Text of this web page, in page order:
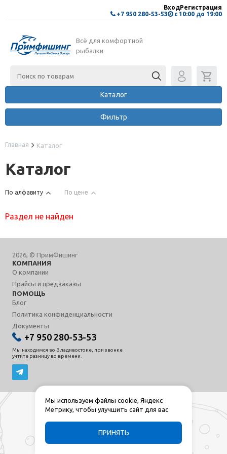
+7 950 280-53-53 с 10:00 до 19:00
ВходРегистрация
Всё для комфортной
рыбалки
Каталог
Фильтр
Главная Каталог
Каталог
По алфавиту По цене
Раздел не найден
2026, © ПримФишинг
КОМПАНИЯ
О компании
Прайсы и предзаказы
ПОМОЩЬ
Блог
Политика конфиденциальности
Документы
+7 950 280-53-53
Мы находимся во Владивостоке, при звонке
учтите разницу во времени.
Мы используем файлы cookie, Яндекс
Метрику, чтобы улучшить сайт для вас
ПРИНЯТЬ